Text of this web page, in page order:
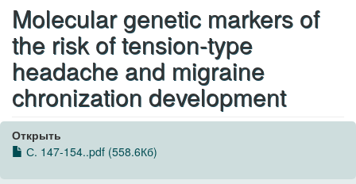
Molecular genetic markers of
the risk of tension-type
headache and migraine
chronization development
Открыть
С. 147-154..pdf (558.6Кб)